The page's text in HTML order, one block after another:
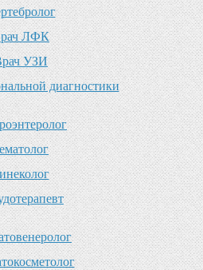
рач ЛФК
рач УЗИ
диагностики
ематолог